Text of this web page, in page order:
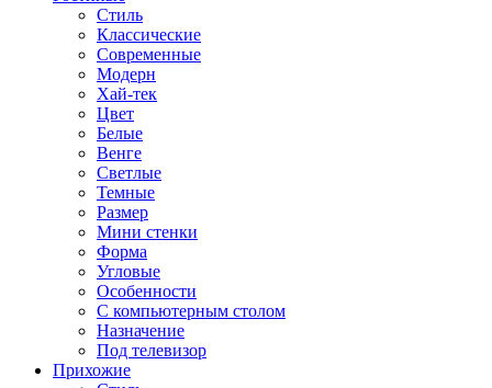
Стиль
Классические
Современные
Модерн
Хай-тек
Цвет
Белые
Венге
Светлые
Темные
Размер
Мини стенки
Форма
Угловые
Особенности
С компьютерным столом
Назначение
Под телевизор
Прихожие